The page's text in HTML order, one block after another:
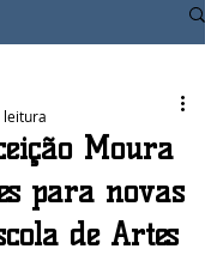
Moura
para novas
de Artes
leitura